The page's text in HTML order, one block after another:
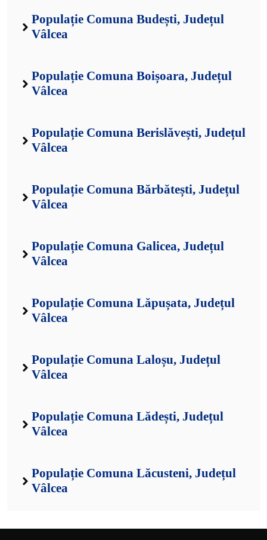
Populație Comuna Budești, Județul
Vâlcea
Populație Comuna Boișoara, Județul
Vâlcea
Populație Comuna Berislăvești, Județul
Vâlcea
Populație Comuna Bărbătești, Județul
Vâlcea
Populație Comuna Galicea, Județul
Vâlcea
Populație Comuna Lăpușata, Județul
Vâlcea
Populație Comuna Laloșu, Județul
Vâlcea
Populație Comuna Lădești, Județul
Vâlcea
Populație Comuna Lăcusteni, Județul
Vâlcea